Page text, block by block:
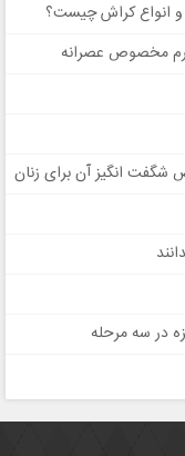
انواع کراش چیست؟
نرم مخصوص عصرانه
در سه مرحله